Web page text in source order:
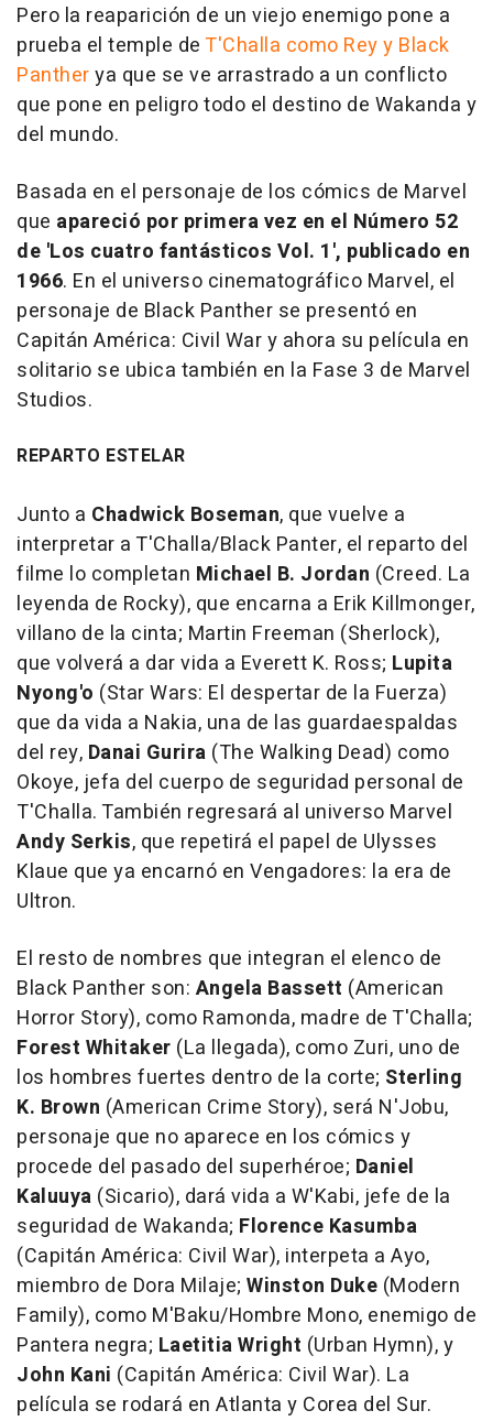
Pero la reaparición de un viejo enemigo pone a
prueba el temple de T'Challa como Rey y Black
Pantherya que se ve arrastrado a un conflicto
que pone en peligro todo el destino de Wakanda y
del mundo.
Basada en el personaje de los cómics de Marvel
que apareció por primera vez en el Número 52
de 'Los cuatro fantásticos Vol. 1', publicado en
1966. En el universo cinematográfico Marvel, el
personaje de Black Panther se presentó en
Capitán América: Civil War y ahora su película en
solitario se ubica también en la Fase 3 de Marvel
Studios.
REPARTO ESTELAR
Junto a Chadwick Boseman, que vuelve a
interpretar a T'Challa/Black Panter, el reparto del
filme lo completan Michael B. Jordan (Creed. La
leyenda de Rocky), que encarna a Erik Killmonger,
villano de la cinta; Martin Freeman (Sherlock),
que volverá a dar vida a Everett K. Ross; Lupita
Nyong'o (Star Wars: El despertar de la Fuerza)
que da vida a Nakia, una de las guardaespaldas
del rey, Danai Gurira (The Walking Dead) como
Okoye, jefa del cuerpo de seguridad personal de
T'Challa. También regresará al universo Marvel
Andy Serkis, que repetirá el papel de Ulysses
Klaue que ya encarnó en Vengadores: la era de
Ultron.
El resto de nombres que integran el elenco de
Black Panther son: Angela Bassett (American
Horror Story), como Ramonda, madre de T'Challa;
Forest Whitaker (La llegada), como Zuri, uno de
los hombres fuertes dentro de la corte; Sterling
K. Brown (American Crime Story), será N'Jobu,
personaje que no aparece en los cómics y
procede del pasado del superhéroe; Daniel
Kaluuya (Sicario), dará vida a W'Kabi, jefe de la
seguridad de Wakanda; Florence Kasumba
(Capitán América: Civil War), interpeta a Ayo,
miembro de Dora Milaje; Winston Duke (Modern
Family), como M'Baku/Hombre Mono, enemigo de
Pantera negra; Laetitia Wright (Urban Hymn), y
John Kani (Capitán América: Civil War). La
película se rodará en Atlanta y Corea del Sur.